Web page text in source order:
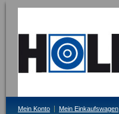
Mein Konto Mein Einkaufswagen